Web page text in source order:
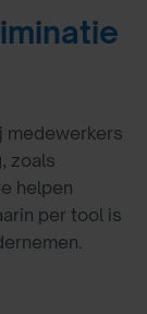
medewerkers
zoals
helpen
per tool is